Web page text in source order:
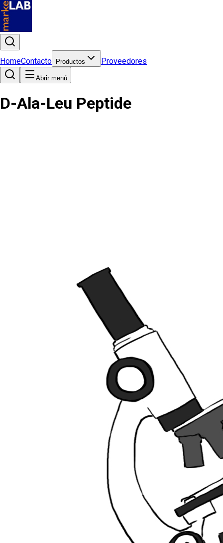
HomeContacto Productos Proveedores
Abrir menú
D-Ala-Leu Peptide